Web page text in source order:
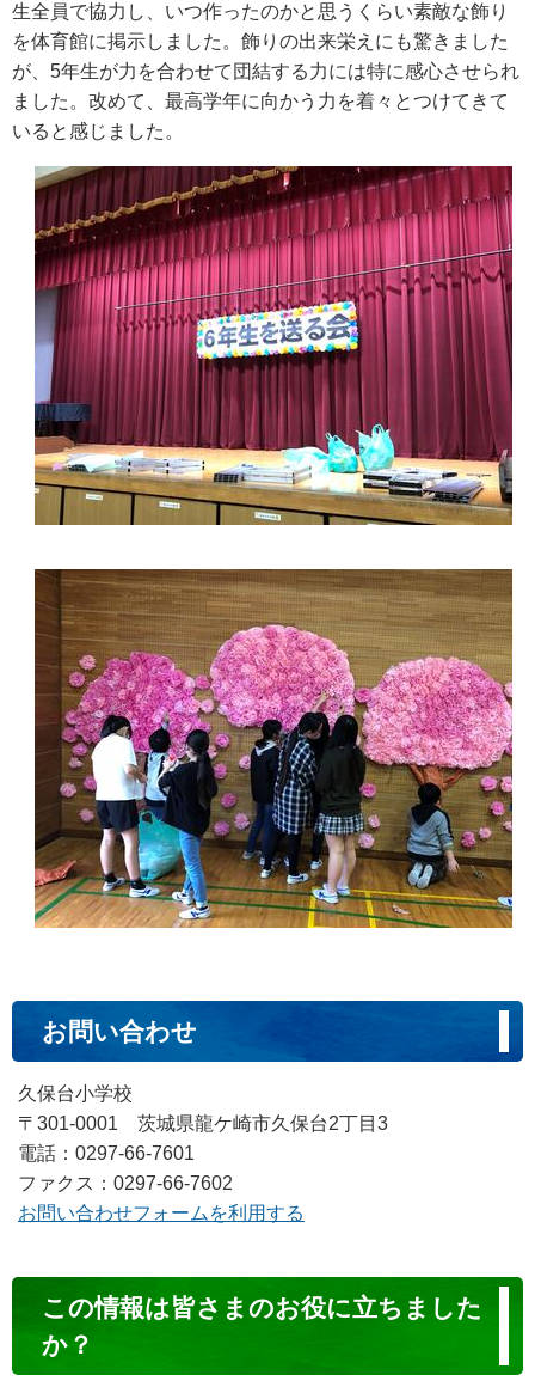
生全員で協力し、いつ作ったのかと思うくらい素敵な飾り
を体育館に掲示しました。飾りの出来栄えにも驚きました
が、5年生が力を合わせて団結する力には特に感心させられ
ました。改めて、最高学年に向かう力を着々とつけてきて
いると感じました。
お問い合わせ
久保台小学校
〒301-0001 茨城県龍ケ崎市久保台2丁目3
電話：0297-66-7601
ファクス：0297-66-7602
お問い合わせフォームを利用する
ン
この情報は皆さまのお役に立ちました
か？